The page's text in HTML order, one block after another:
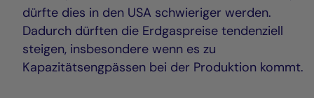
dürfte dies in den USA schwieriger werden.
Dadurch dürften die Erdgaspreise tendenziell
steigen, insbesondere wenn es zu
Kapazitätsengpässen bei der Produktion kommt.